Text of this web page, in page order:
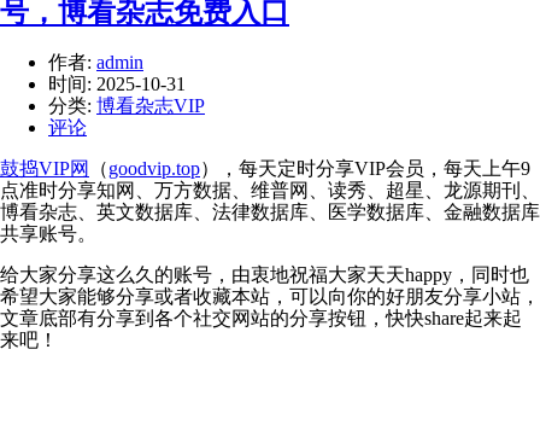
号，博看杂志免费入口
作者: admin
时间: 2025-10-31
分类: 博看杂志VIP
评论
鼓捣VIP网
（goodvip.top），每天定时分享VIP会员，每天上午9
点准时分享知网、万方数据、维普网、读秀、超星、龙源期刊、
博看杂志、英文数据库、法律数据库、医学数据库、金融数据库
共享账号。
给大家分享这么久的账号，由衷地祝福大家天天happy，同时也
希望大家能够分享或者收藏本站，可以向你的好朋友分享小站，
文章底部有分享到各个社交网站的分享按钮，快快share起来起
来吧！